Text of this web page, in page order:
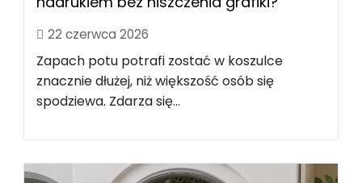
22 czerwca 2026
Zapach potu potrafi zostać w koszulce
znacznie dłużej, niż większość osób się
spodziewa. Zdarza się...